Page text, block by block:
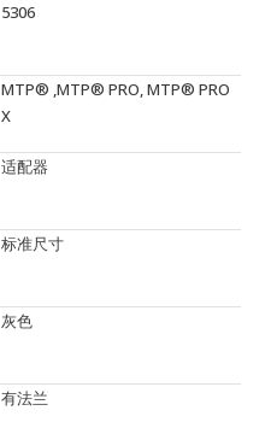
5306
MTP® ,MTP® PRO, MTP® PRO
X
适配器
标准尺寸
灰色
有法兰